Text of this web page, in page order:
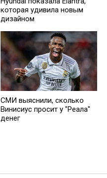
которая удивила новым
дизайном
СМИ выяснили, сколько
Винисиус просит у "Реала"
денег